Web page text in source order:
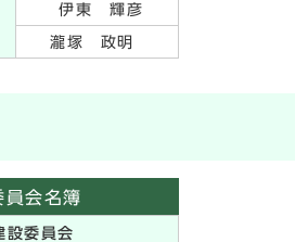
伊東 輝彦
瀧塚 政明
員会名簿
設委員会